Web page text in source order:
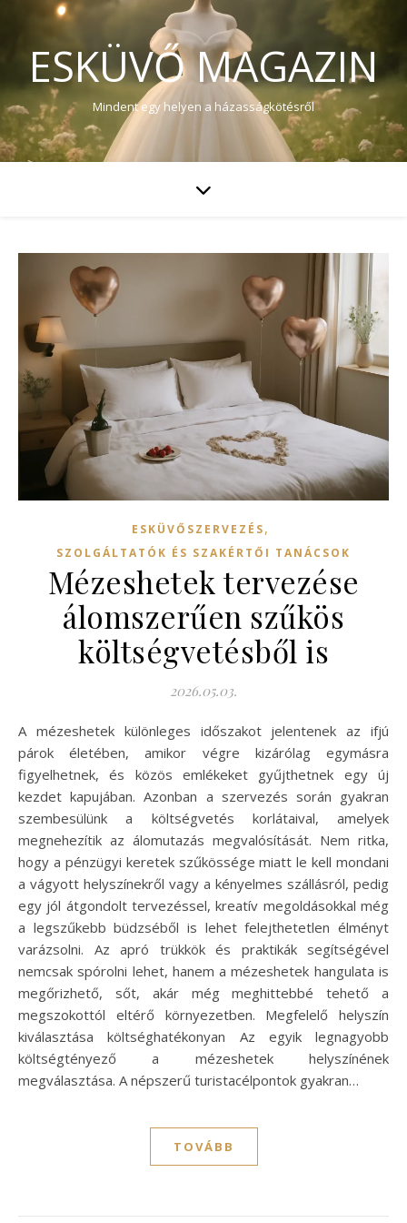
ESKÜVŐ MAGAZIN
Mindent egy helyen a házasságkötésről
ESKÜVŐSZERVEZÉS,
SZOLGÁLTATÓK ÉS SZAKÉRTŐI TANÁCSOK
Mézeshetek tervezése
álomszerűen szűkös
költségvetésből is
2026.05.03.
A mézeshetek különleges időszakot jelentenek az ifjú
párok életében, amikor végre kizárólag egymásra
figyelhetnek, és közös emlékeket gyűjthetnek egy új
kezdet kapujában. Azonban a szervezés során gyakran
szembesülünk a költségvetés korlátaival, amelyek
megnehezítik az álomutazás megvalósítását. Nem ritka,
hogy a pénzügyi keretek szűkössége miatt le kell mondani
a vágyott helyszínekről vagy a kényelmes szállásról, pedig
egy jól átgondolt tervezéssel, kreatív megoldásokkal még
a legszűkebb büdzséből is lehet felejthetetlen élményt
varázsolni. Az apró trükkök és praktikák segítségével
nemcsak spórolni lehet, hanem a mézeshetek hangulata is
megőrizhető, sőt, akár még meghittebbé tehető a
megszokottól eltérő környezetben. Megfelelő helyszín
kiválasztása költséghatékonyan Az egyik legnagyobb
költségtényező a mézeshetek helyszínének
megválasztása. A népszerű turistacélpontok gyakran…
TOVÁBB